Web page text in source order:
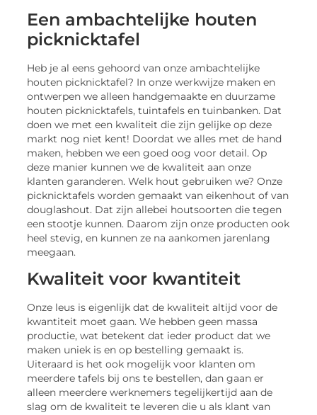
Een ambachtelijke houten
picknicktafel
Heb je al eens gehoord van onze ambachtelijke
houten picknicktafel? In onze werkwijze maken en
ontwerpen we alleen handgemaakte en duurzame
houten picknicktafels, tuintafels en tuinbanken. Dat
doen we met een kwaliteit die zijn gelijke op deze
markt nog niet kent! Doordat we alles met de hand
maken, hebben we een goed oog voor detail. Op
deze manier kunnen we de kwaliteit aan onze
klanten garanderen. Welk hout gebruiken we? Onze
picknicktafels worden gemaakt van eikenhout of van
douglashout. Dat zijn allebei houtsoorten die tegen
een stootje kunnen. Daarom zijn onze producten ook
heel stevig, en kunnen ze na aankomen jarenlang
meegaan.
Kwaliteit voor kwantiteit
Onze leus is eigenlijk dat de kwaliteit altijd voor de
kwantiteit moet gaan. We hebben geen massa
productie, wat betekent dat ieder product dat we
maken uniek is en op bestelling gemaakt is.
Uiteraard is het ook mogelijk voor klanten om
meerdere tafels bij ons te bestellen, dan gaan er
alleen meerdere werknemers tegelijkertijd aan de
slag om de kwaliteit te leveren die u als klant van